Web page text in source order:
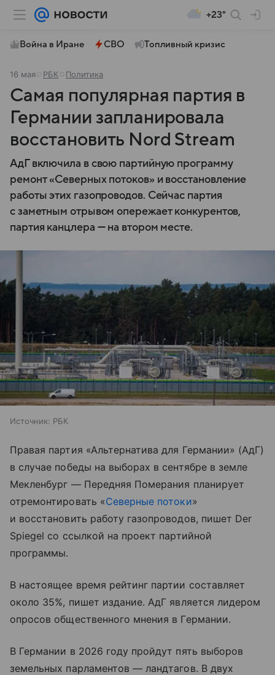
+23°
Война в Иране СВО Топливный кризис
16 мая РБК Политика
Самая популярная партия в
Германии запланировала
восстановить Nord Stream
АдГ включила в свою партийную программу
ремонт «Северных потоков» и восстановление
работы этих газопроводов. Сейчас партия
с заметным отрывом опережает конкурентов,
партия канцлера — на втором месте.
Источник: РБК
Правая партия «Альтернатива для Германии» (АдГ)
в случае победы на выборах в сентябре в земле
Мекленбург — Передняя Померания планирует
отремонтировать «Северные потоки»
и восстановить работу газопроводов, пишет Der
Spiegel со ссылкой на проект партийной
программы.
В настоящее время рейтинг партии составляет
около 35%, пишет издание. АдГ является лидером
опросов общественного мнения в Германии.
В Германии в 2026 году пройдут пять выборов
земельных парламентов — ландтагов. В двух